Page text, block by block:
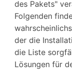
des Pakets"
Folgenden
der die
die Liste
Lösungen für